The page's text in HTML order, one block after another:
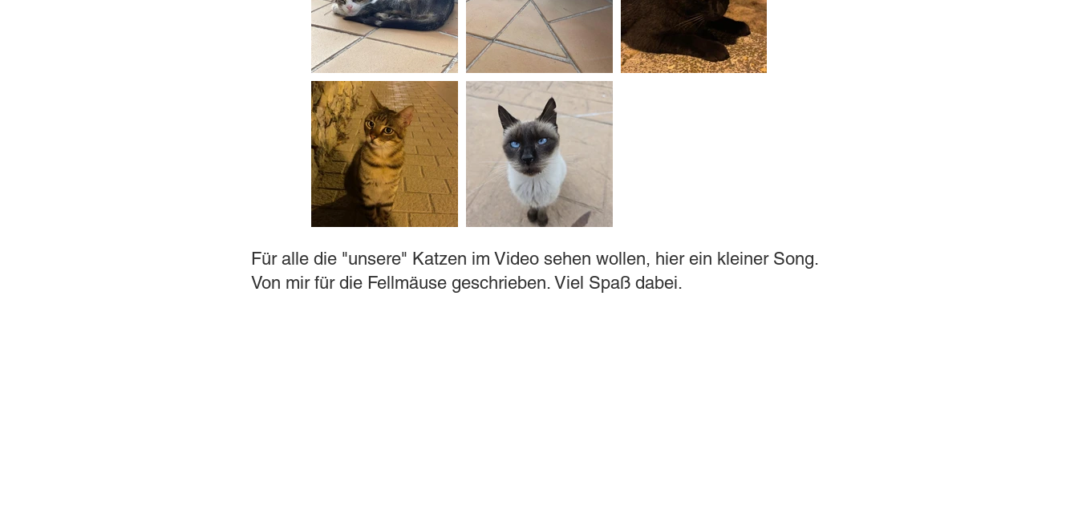
Für alle die "unsere" Katzen im Video sehen wollen, hier ein kleiner Song.
Von mir für die Fellmäuse geschrieben. Viel Spaß dabei.